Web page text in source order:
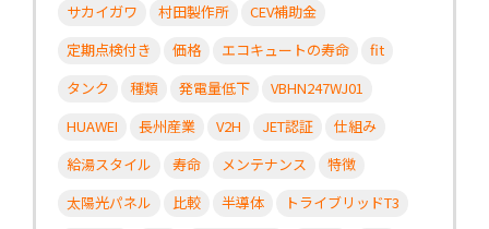
サカイガワ
村田製作所
CEV補助金
定期点検付き
価格 エコキュートの寿命
fit
タンク
種類 発電量低下
VBHN247WJ01
HUAWEI
長州産業 V2H JET認証
仕組み
給湯スタイル
寿命 メンテナンス
特徴
太陽光パネル
比較 半導体
トライブリッドT3